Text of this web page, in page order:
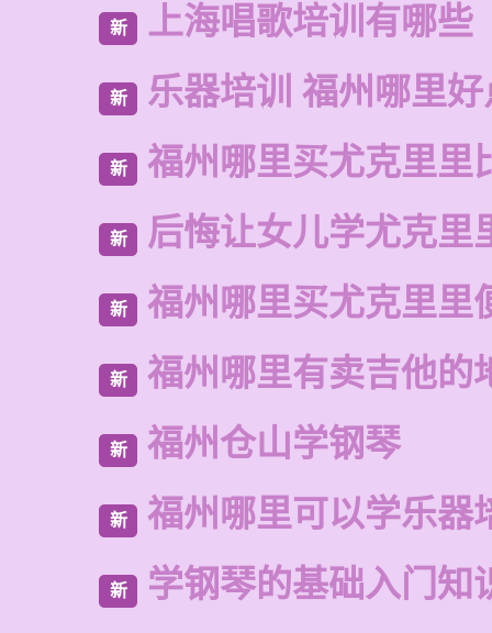
新 上海唱歌培训有哪些
新 乐器培训 福州哪里
新 福州哪里买尤克里里
新 后悔让女儿学尤克里
新 福州哪里买尤克里里
新 福州哪里有卖吉他的
新 福州仓山学钢琴
新 福州哪里可以学乐器
新 学钢琴的基础入门知